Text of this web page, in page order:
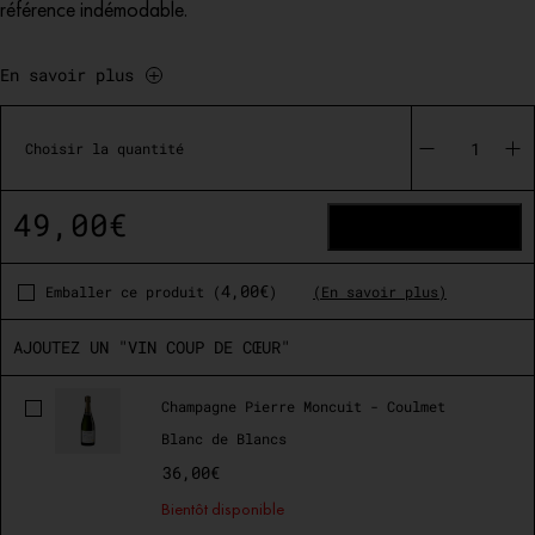
référence indémodable.
En savoir plus
Emballer ce produit (4,00€) (En savoir plus)
AJOUTEZ UN "VIN COUP DE CŒUR"
Champagne Pierre Moncuit - Coulmet
Blanc de Blancs
36,00€
Bientôt disponible
Choisir la quantité
Gaulle"
49,00€